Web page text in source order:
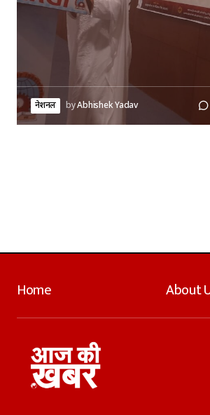
नेशनल byAbhishek Yadav
Home About